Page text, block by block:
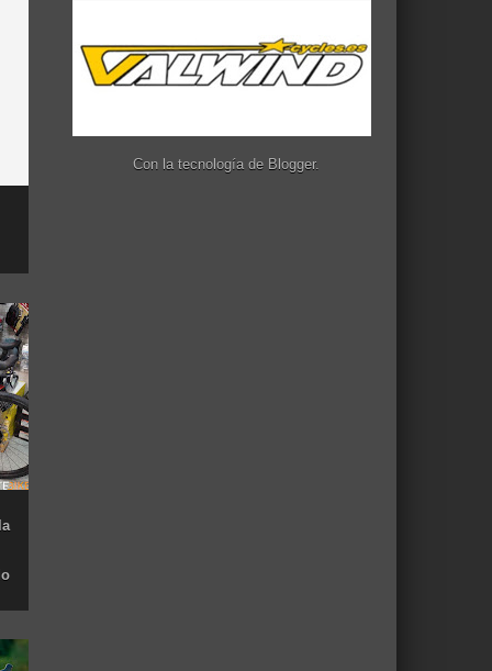
Con la tecnología de Blogger.